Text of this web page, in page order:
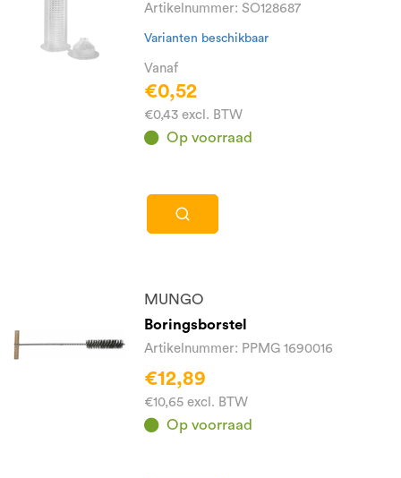
Artikelnummer: SO128687
Varianten beschikbaar
Vanaf
€0,52
€0,43 excl. BTW
Op voorraad
MUNGO
Boringsborstel
Artikelnummer: PPMG 1690016
€12,89
€10,65 excl. BTW
Op voorraad